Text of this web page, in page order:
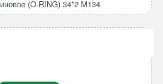
(O-RING) 34*2 M134